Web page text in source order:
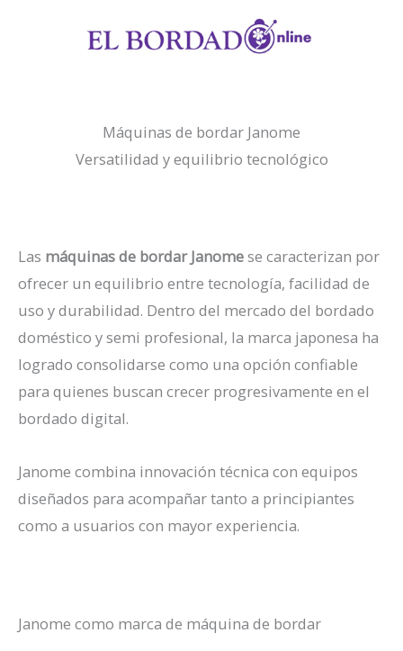
Máquinas de bordar Janome
Versatilidad y equilibrio tecnológico
Las máquinas de bordar Janomese caracterizan por
ofrecer un equilibrio entre tecnología, facilidad de
uso y durabilidad. Dentro del mercado del bordado
doméstico y semi profesional, la marca japonesa ha
logrado consolidarse como una opción confiable
para quienes buscan crecer progresivamente en el
bordado digital.
Janome combina innovación técnica con equipos
diseñados para acompañar tanto a principiantes
como a usuarios con mayor experiencia.
Janome como marca de máquina de bordar